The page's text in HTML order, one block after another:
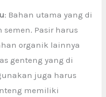
: Bahan utama yang di
Pasir harus
organik lainnya
genteng yang di
juga harus
memiliki